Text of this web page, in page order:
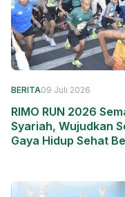
BERITA09 Juli 2026
RIMO RUN 2026
Syariah, Wujudkan
Gaya Hidup Sehat